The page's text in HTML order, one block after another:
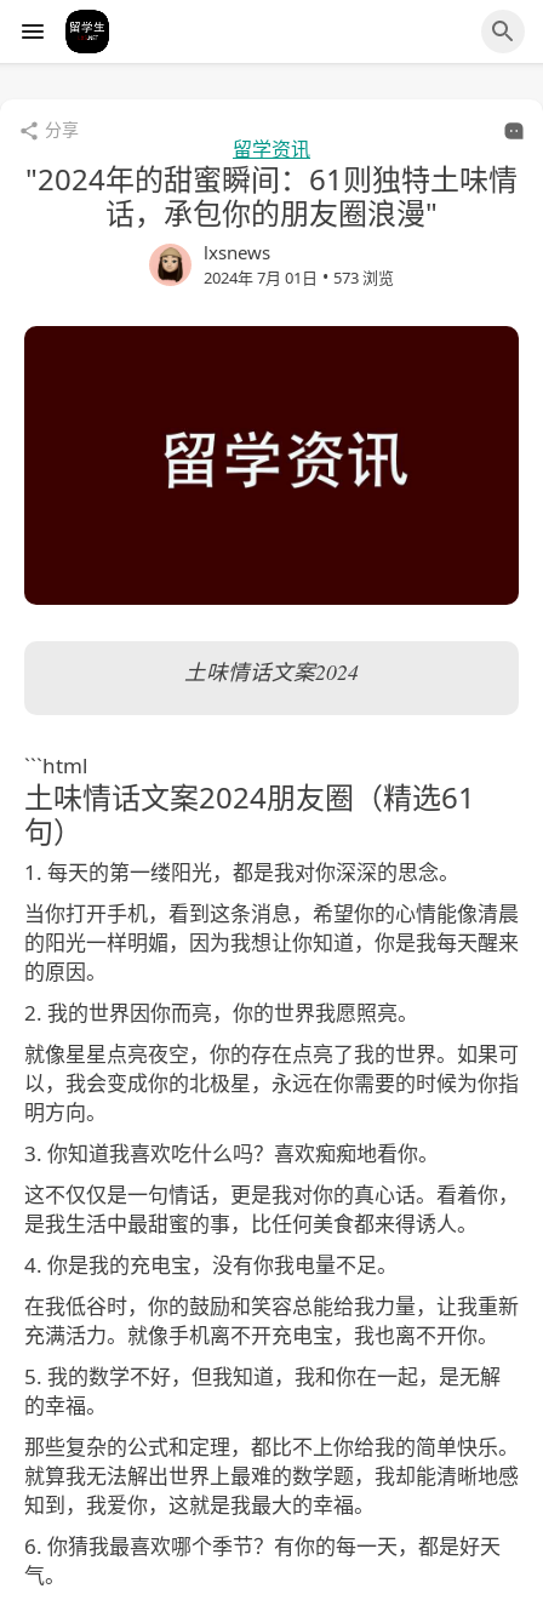
分享
留学资讯
"2024年的甜蜜瞬间：61则独特土味情
话，承包你的朋友圈浪漫"
lxsnews
2024年 7月 01日 • 573 浏览
土味情话文案2024
```html
土味情话文案2024朋友圈（精选61
句）
1. 每天的第一缕阳光，都是我对你深深的思念。
当你打开手机，看到这条消息，希望你的心情能像清晨
的阳光一样明媚，因为我想让你知道，你是我每天醒来
的原因。
2. 我的世界因你而亮，你的世界我愿照亮。
就像星星点亮夜空，你的存在点亮了我的世界。如果可
以，我会变成你的北极星，永远在你需要的时候为你指
明方向。
3. 你知道我喜欢吃什么吗？喜欢痴痴地看你。
这不仅仅是一句情话，更是我对你的真心话。看着你，
是我生活中最甜蜜的事，比任何美食都来得诱人。
4. 你是我的充电宝，没有你我电量不足。
在我低谷时，你的鼓励和笑容总能给我力量，让我重新
充满活力。就像手机离不开充电宝，我也离不开你。
5. 我的数学不好，但我知道，我和你在一起，是无解
的幸福。
那些复杂的公式和定理，都比不上你给我的简单快乐。
就算我无法解出世界上最难的数学题，我却能清晰地感
知到，我爱你，这就是我最大的幸福。
6. 你猜我最喜欢哪个季节？有你的每一天，都是好天
气。